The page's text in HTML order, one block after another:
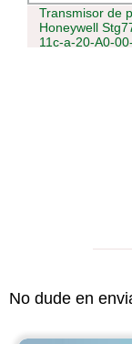
Transmisor de
Honeywell
11c-a-20-A0-
No dude en